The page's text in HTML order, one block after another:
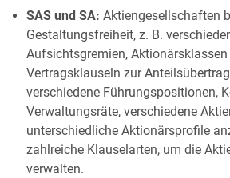
SAS und SA: Aktiengesellschaften
Gestaltungsfreiheit, z. B.
Aufsichtsgremien, Aktionärsklassen
Vertragsklauseln zur
verschiedene Führungspositionen,
Verwaltungsräte, verschiedene
unterschiedliche Aktionärsprofile
zahlreiche Klauselarten, um die
verwalten.